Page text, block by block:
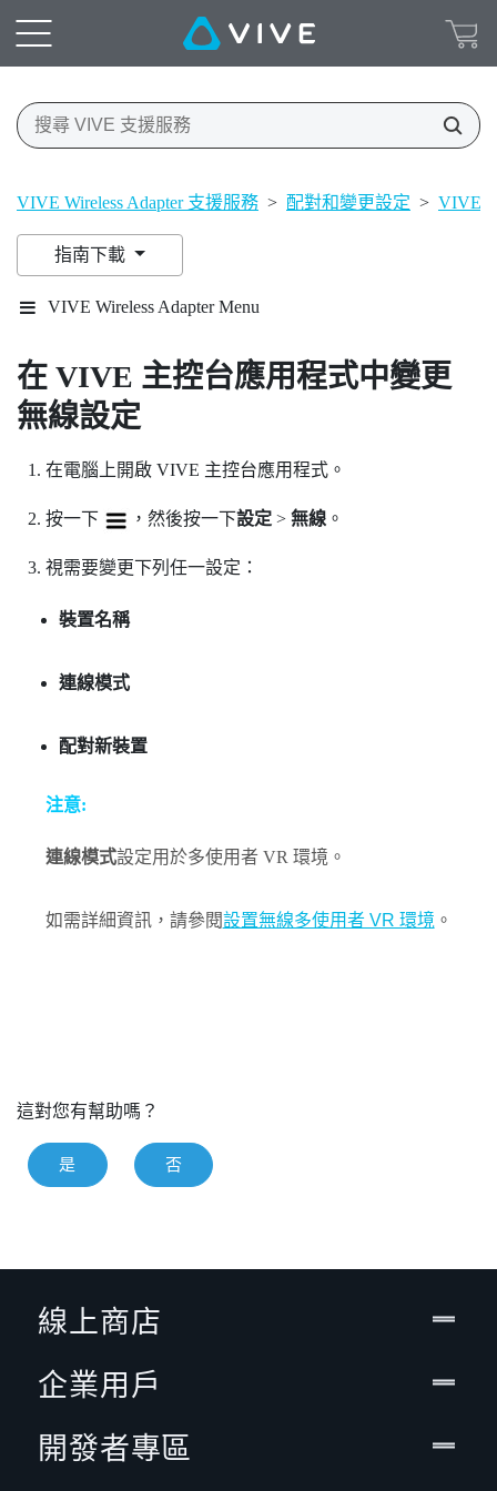
VIVE Wireless Adapter 支援服務 > 配對和變更設定 > VIVE
指南下載
VIVE Wireless Adapter Menu
在 VIVE 主控台應用程式中變更
無線設定
在電腦上開啟 VIVE 主控台應用程式。
按一下 ，然後按一下設定> 無線。
視需要變更下列任一設定：
裝置名稱
連線模式
配對新裝置
注意:
連線模式設定用於多使用者 VR 環境。
如需詳細資訊，請參閱設置無線多使用者 VR 環境 。
這對您有幫助嗎？
是 否
線上商店
企業用戶
開發者專區